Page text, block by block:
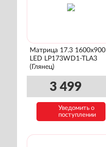
Матрица 17.3 1600x900
LED LP173WD1-TLA3
(Глянец)
3 499
Уведомить о
поступлении